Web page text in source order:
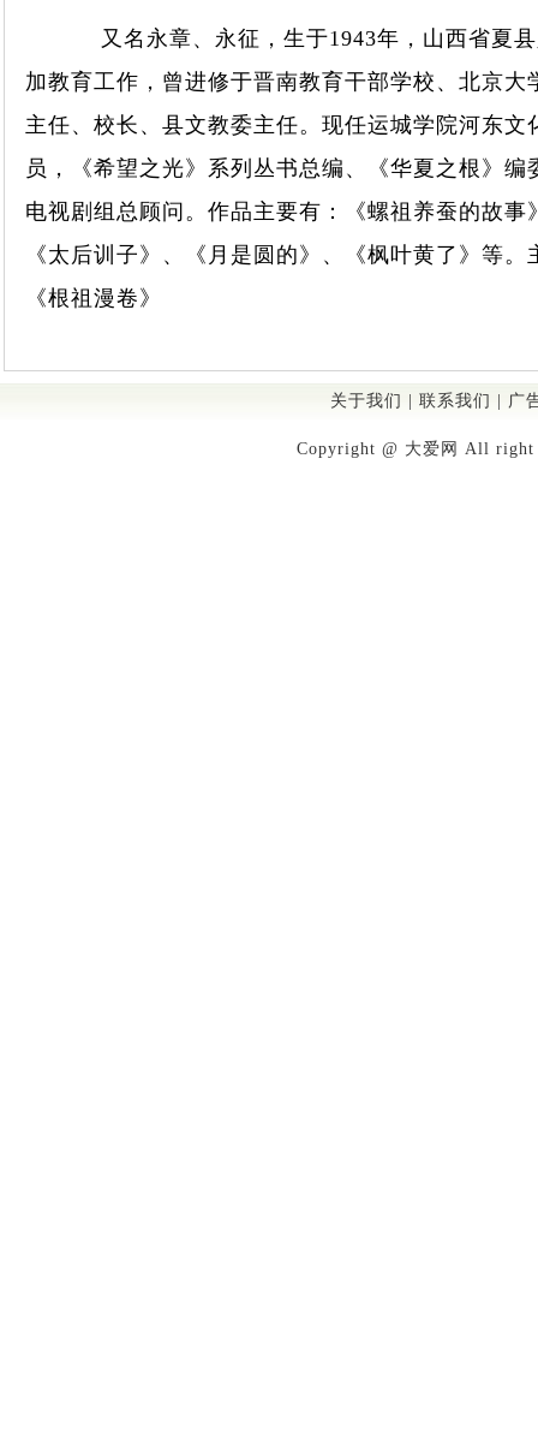
又名永章、永征，生于1943年，山西省夏县
加教育工作，曾进修于晋南教育干部学校、北京大
主任、校长、县文教委主任。现任运城学院河东文
员，《希望之光》系列丛书总编、《华夏之根》编
电视剧组总顾问。作品主要有：《螺祖养蚕的故事
《太后训子》、《月是圆的》、《枫叶黄了》等
《根祖漫卷》
关于我们 联系我们 广
Copyright @ 大爱网 All right